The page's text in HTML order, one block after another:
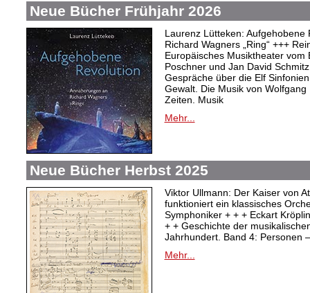
Neue Bücher Frühjahr 2026
Laurenz Lütteken: Aufgehobene
Richard Wagners „Ring“ +++
Europäisches Musiktheater vom
Poschner und Jan David
Gespräche über die Elf
Gewalt. Die Musik von
Zeiten. Musik
Mehr...
Neue Bücher Herbst 2025
Viktor Ullmann: Der Kaiser von
funktioniert ein klassisches
Symphoniker + + + Eckart
+ + Geschichte der
Jahrhundert. Band 4: Personen
Mehr...